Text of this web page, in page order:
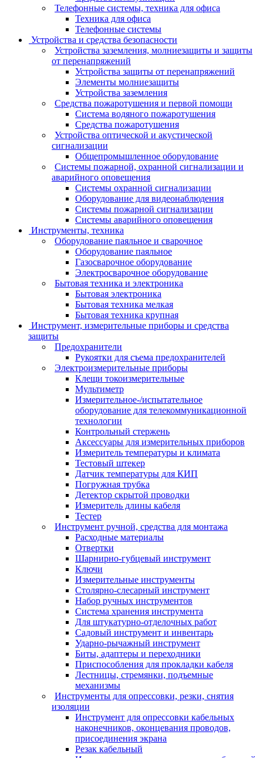
Телефонные системы, техника для офиса
Техника для офиса
Телефонные системы
Устройства и средства безопасности
Устройства заземления, молниезащиты и защиты
от перенапряжений
Устройства защиты от перенапряжений
Элементы молниезащиты
Устройства заземления
Средства пожаротушения и первой помощи
Система водяного пожаротушения
Средства пожаротушения
Устройства оптической и акустической
сигнализации
Общепромышленное оборудование
Системы пожарной, охранной сигнализации и
аварийного оповещения
Системы охранной сигнализации
Оборудование для видеонаблюдения
Системы пожарной сигнализации
Системы аварийного оповещения
Инструменты, техника
Оборудование паяльное и сварочное
Оборудование паяльное
Газосварочное оборудование
Электросварочное оборудование
Бытовая техника и электроника
Бытовая электроника
Бытовая техника мелкая
Бытовая техника крупная
Инструмент, измерительные приборы и средства
защиты
Предохранители
Рукоятки для съема предохранителей
Электроизмерительные приборы
Клещи токоизмерительные
Мультиметр
Измерительное-/испытательное
оборудование для телекоммуникационной
технологии
Контрольный стержень
Аксессуары для измерительных приборов
Измеритель температуры и климата
Тестовый штекер
Датчик температуры для КИП
Погружная трубка
Детектор скрытой проводки
Измеритель длины кабеля
Тестер
Инструмент ручной, средства для монтажа
Расходные материалы
Отвертки
Шарнирно-губцевый инструмент
Ключи
Измерительные инструменты
Столярно-слесарный инструмент
Набор ручных инструментов
Система хранения инструмента
Для штукатурно-отделочных работ
Садовый инструмент и инвентарь
Ударно-рычажный инструмент
Биты, адаптеры и переходники
Приспособления для прокладки кабеля
Лестницы, стремянки, подъемные
механизмы
Инструменты для опрессовки, резки, снятия
изоляции
Инструмент для опрессовки кабельных
наконечников, оконцевания проводов,
присоединения экрана
Резак кабельный